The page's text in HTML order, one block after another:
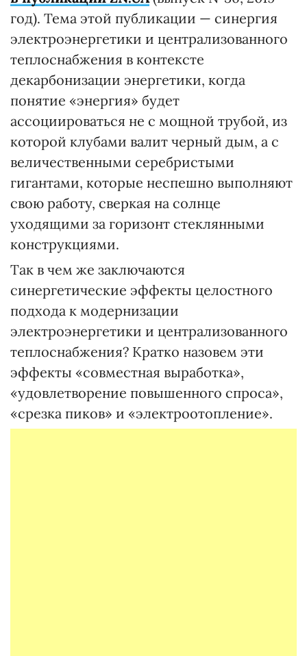
год). Тема этой публикации — синергия
электроэнергетики и централизованного
теплоснабжения в контексте
декарбонизации энергетики, когда
понятие «энергия» будет
ассоциироваться не с мощной трубой, из
которой клубами валит черный дым, а с
величественными серебристыми
гигантами, которые неспешно выполняют
свою работу, сверкая на солнце
уходящими за горизонт стеклянными
конструкциями.
Так в чем же заключаются
синергетические эффекты целостного
подхода к модернизации
электроэнергетики и централизованного
теплоснабжения? Кратко назовем эти
эффекты «совместная выработка»,
«удовлетворение повышенного спроса»,
«срезка пиков» и «электроотопление».